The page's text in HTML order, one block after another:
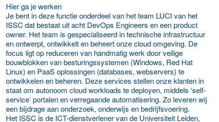
Hier ga je werken
Je bent in deze functie onderdeel van het team LUCI van het
ISSC dat bestaat uit acht DevOps Engineers en een product
owner. Het team is gespecialiseerd in technische infrastructuur
en ontwerpt, ontwikkelt en beheert onze cloud omgeving. De
focus ligt op reduceren van handmatig werk door veilige
bouwblokken van besturingssystemen (Windows, Red Hat
Linux) en PaaS oplossingen (databases, webservers) te
ontwikkelen en beheren. Deze services stellen onze klanten in
staat om autonoom cloud workloads te deployen, middels ‘self-
service’ portalen en verregaande automatisering. Zo leveren wij
een bijdrage aan onderzoek, onderwijs en bedrijfsvoering.
Het ISSC is de ICT-dienstverlener van de Universiteit Leiden,